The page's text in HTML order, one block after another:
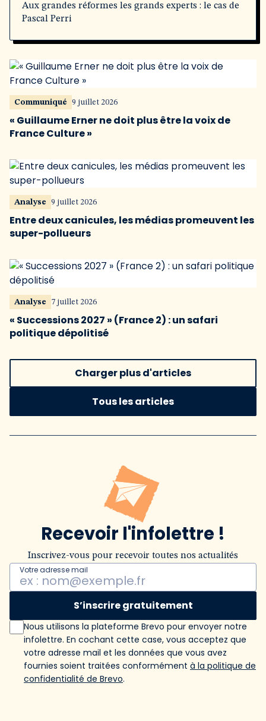
Aux grandes réformes les grands experts : le cas de
Pascal Perri
Communiqué 9 juillet 2026
« Guillaume Erner ne doit plus être la voix de
France Culture »
Analyse 9 juillet 2026
Entre deux canicules, les médias promeuvent les
super-pollueurs
Analyse 7 juillet 2026
« Successions 2027 » (France 2) : un safari
politique dépolitisé
Charger plus d'articles
Tous les articles
Recevoir l'infolettre !
Inscrivez-vous pour recevoir toutes nos actualités
Votre adresse mail
S’inscrire gratuitement
Nous utilisons la plateforme Brevo pour envoyer notre
infolettre. En cochant cette case, vous acceptez que
votre adresse mail et les données que vous avez
fournies soient traitées conformément à la politique de
confidentialité de Brevo.